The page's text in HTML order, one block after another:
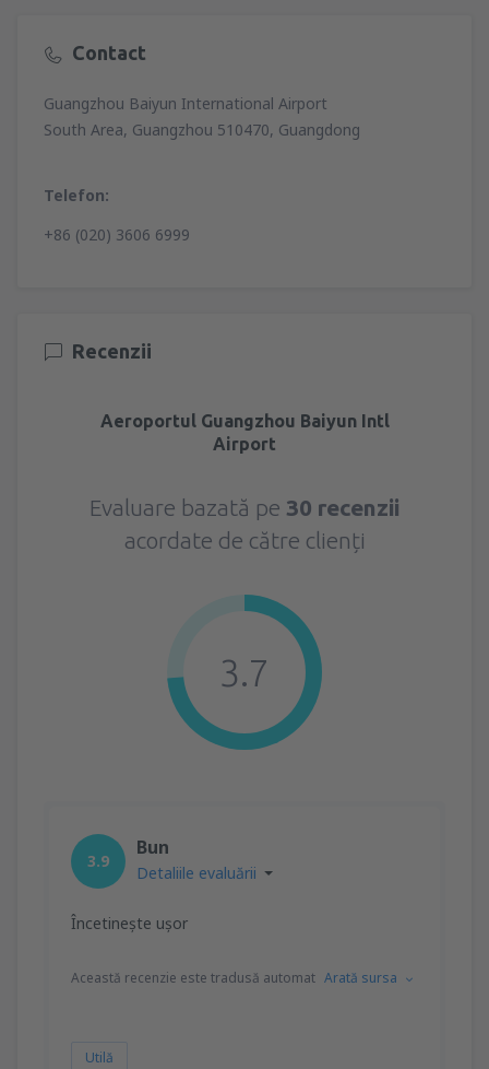
Contact
Guangzhou Baiyun International Airport
South Area, Guangzhou 510470, Guangdong
Telefon:
+86 (020) 3606 6999
Recenzii
Aeroportul Guangzhou Baiyun Intl
Airport
Evaluare bazată pe 30 recenzii
acordate de către clienți
3.7
3.9
Bun
Detaliile evaluării
Încetinește ușor
Această recenzie este tradusă automat Arată sursa
Utilă